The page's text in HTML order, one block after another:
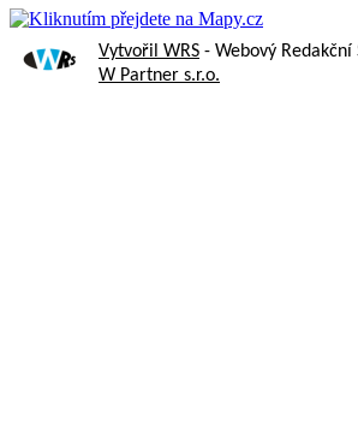
Vytvořil WRS - Webový Redakční
W Partner s.r.o.